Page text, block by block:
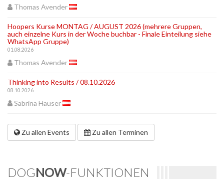
Thomas Avender
Hoopers Kurse MONTAG / AUGUST 2026 (mehrere Gruppen,
auch einzelne Kurs in der Woche buchbar - Finale Einteilung siehe
WhatsApp Gruppe)
01.08.2026
Thomas Avender
Thinking into Results / 08.10.2026
08.10.2026
Sabrina Hauser
Zu allen Events Zu allen Terminen
DOGNOW-FUNKTIONEN